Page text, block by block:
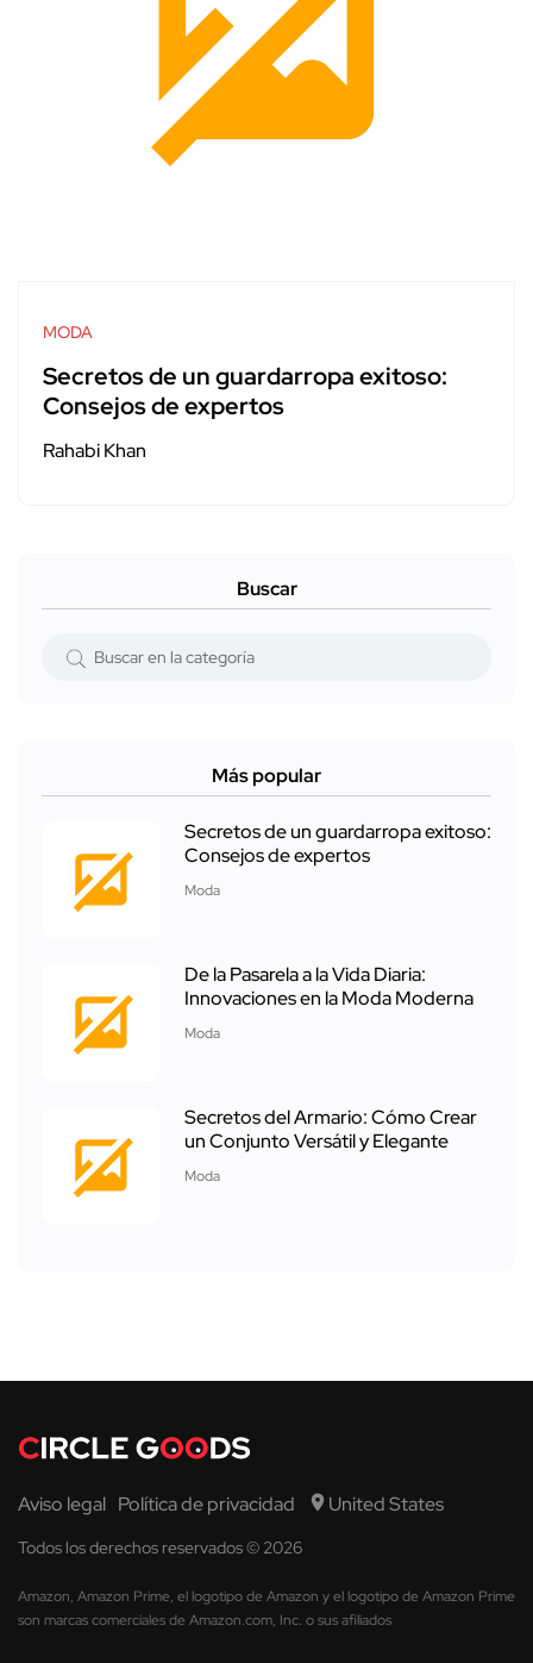
MODA
Secretos de un guardarropa exitoso:
Consejos de expertos
Rahabi Khan
Buscar
Más popular
Secretos de un guardarropa exitoso:
Consejos de expertos
Moda
De la Pasarela a la Vida Diaria:
Innovaciones en la Moda Moderna
Moda
Secretos del Armario: Cómo Crear
un Conjunto Versátil y Elegante
Moda
Aviso legal Política de privacidad United States
Todos los derechos reservados © 2026
Amazon, Amazon Prime, el logotipo de Amazon y el logotipo de Amazon Prime
son marcas comerciales de Amazon.com, Inc. o sus afiliados